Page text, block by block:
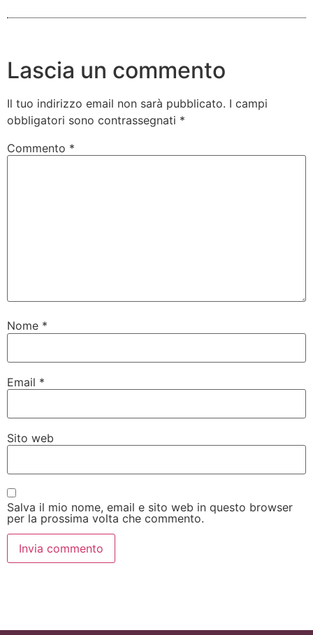
Lascia un commento
Il tuo indirizzo email non sarà pubblicato. I campi
obbligatori sono contrassegnati *
Commento *
Nome *
Email *
Sito web
Salva il mio nome, email e sito web in questo browser
per la prossima volta che commento.